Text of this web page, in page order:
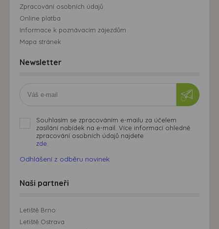
Zpracování osobních údajů
Online platba
Informace k poznávacím zájezdům
Mapa stránek
Newsletter
Souhlasím se zpracováním e-mailu za účelem
zasílání nabídek na e-mail. Více informací ohledně
zpracování osobních údajů najdete
zde.
Odhlášení z odběru novinek
Naši partneři
Letiště Brno
Letiště Ostrava